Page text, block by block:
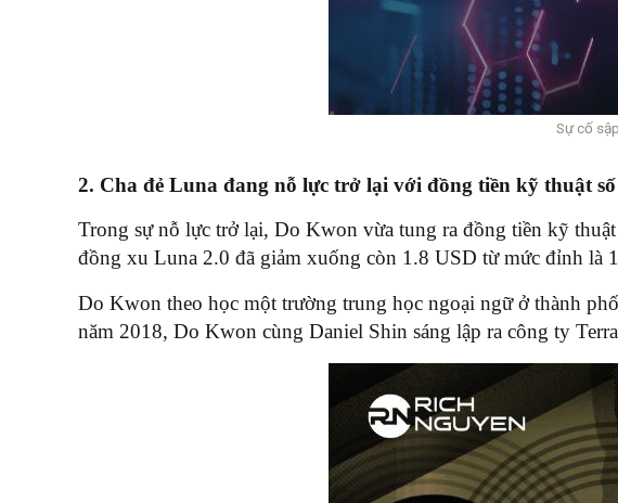
Sự cố
2. Cha đẻ Luna đang nỗ lực trở lại với đồng tiền kỹ thuật
Trong sự nỗ lực trở lại, Do Kwon vừa tung ra đồng tiền kỹ
đồng xu Luna 2.0 đã giảm xuống còn 1.8 USD từ mức đỉnh là
Do Kwon theo học một trường trung học ngoại ngữ ở thành
năm 2018, Do Kwon cùng Daniel Shin sáng lập ra công ty